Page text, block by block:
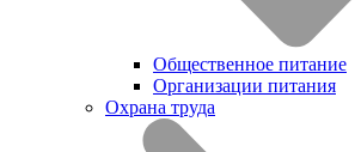
Общественное питание
Организации питания
Охрана труда